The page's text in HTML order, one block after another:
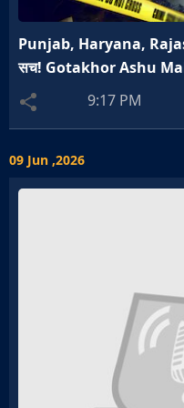
Punjab, Haryana,
सच! Gotakhor Ashu
9:17 PM
09 Jun ,2026